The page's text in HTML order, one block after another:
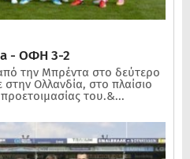
- ΟΦΗ 3-2
την Μπρέντα στο δεύτερο
στην Ολλανδία, στο πλαίσιο
του.&...